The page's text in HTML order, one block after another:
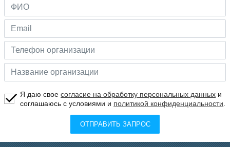
Я даю своесогласие на обработку персональных данных и
соглашаюсь с условиями и политикой конфиденциальности
ОТПРАВИТЬ ЗАПРОС